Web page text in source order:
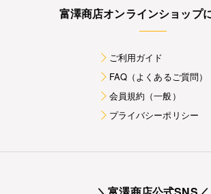
富澤商店オンラインショップ
ご利用ガイド
FAQ（よくあるご質問）
会員規約（一般）
プライバシーポリシー